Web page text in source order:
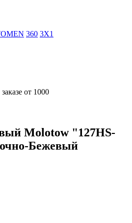
360 3X1
от 1000
Molotow "127HS-
Бежевый